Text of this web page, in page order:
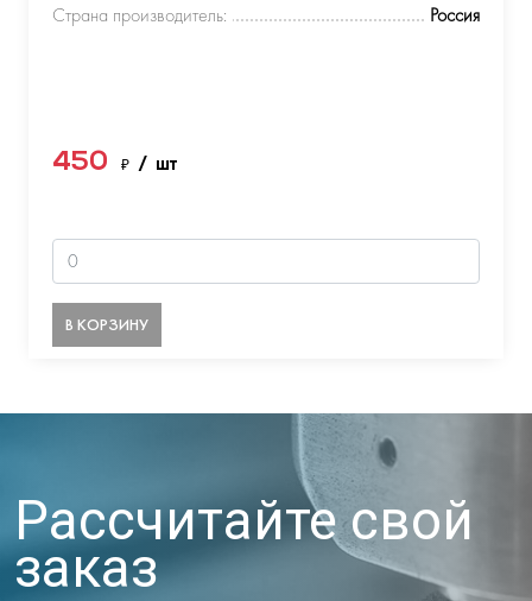
Страна производитель:
Россия
450 ₽ / шт
В КОРЗИНУ
Рассчитайте свой
заказ